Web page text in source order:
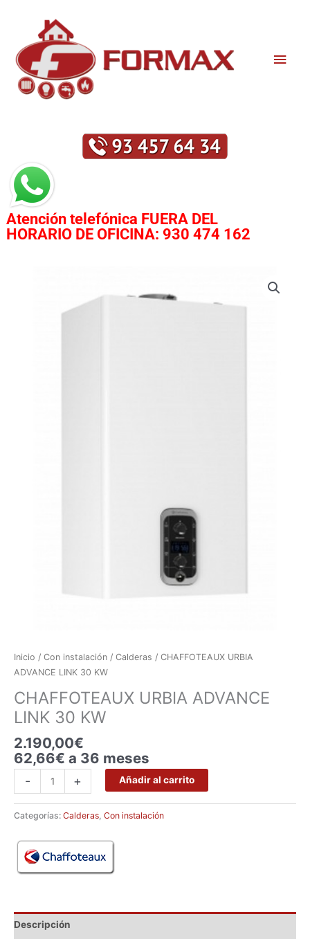
contenido
Atención telefónica FUERA DEL
HORARIO DE OFICINA: 930 474 162
Inicio / Con instalación / Calderas / CHAFFOTEAUX URBIA
ADVANCE LINK 30 KW
CHAFFOTEAUX URBIA ADVANCE
LINK 30 KW
2.190,00€
62,66€ a 36 meses
- + Añadir al carrito
Categorías: Calderas, Con instalación
Descripción